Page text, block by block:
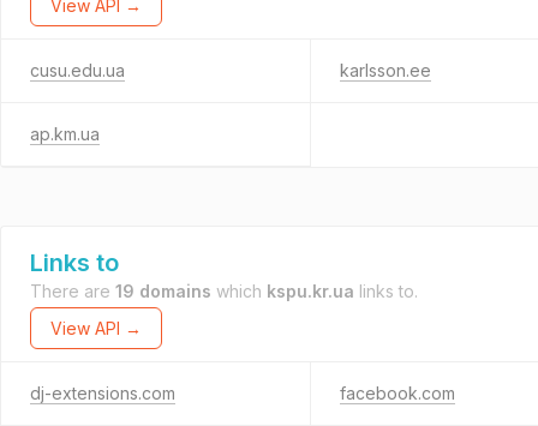
View API →
cusu.edu.ua karlsson.ee
ap.km.ua
Links to
There are 19 domains which kspu.kr.ua links to.
View API →
dj-extensions.com facebook.com